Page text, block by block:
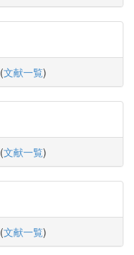
(文献一覧)
(文献一覧)
(文献一覧)